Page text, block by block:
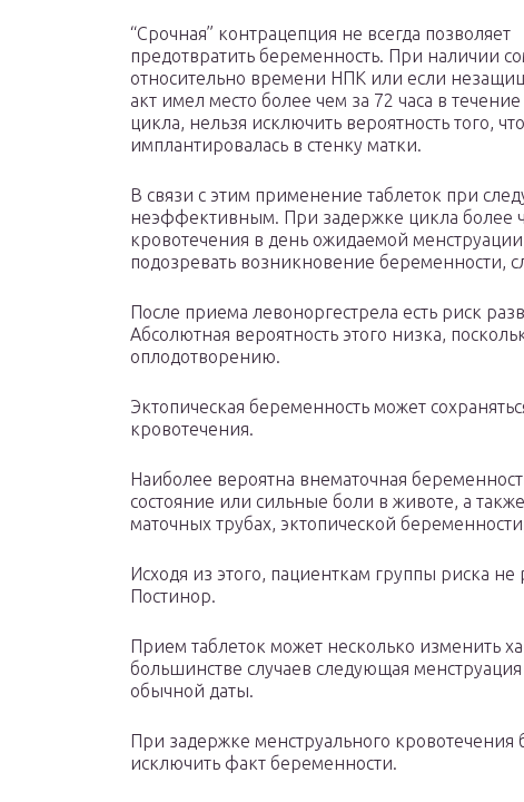
“Срочная” контрацепция не всегда позволяет
предотвратить беременность. При наличии
относительно времени НПК или если
акт имел место более чем за 72 часа в течение
цикла, нельзя исключить вероятность того,
имплантировалась в стенку матки.
В связи с этим применение таблеток при
неэффективным. При задержке цикла более
кровотечения в день ожидаемой
подозревать возникновение беременности,
После приема левоноргестрела есть риск
Абсолютная вероятность этого низка,
оплодотворению.
Эктопическая беременность может
кровотечения.
Наиболее вероятна внематочная
состояние или сильные боли в животе, а
маточных трубах, эктопической
Исходя из этого, пациенткам группы риска
Постинор.
Прием таблеток может несколько изменить
большинстве случаев следующая
обычной даты.
При задержке менструального
исключить факт беременности.